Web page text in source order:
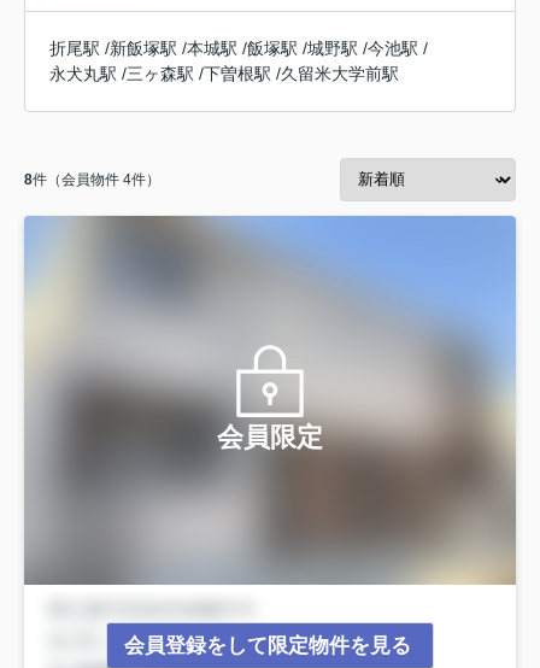
折尾駅 /新飯塚駅 /本城駅 /飯塚駅 /城野駅 /今池駅 /
永犬丸駅 /三ヶ森駅 /下曽根駅 /久留米大学前駅
8件（会員物件 4件）
会員限定
会員登録をして限定物件を見る